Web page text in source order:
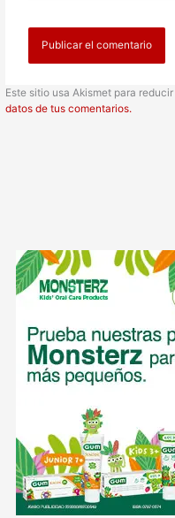
Este sitio usa Akismet para
datos de tus comentarios.